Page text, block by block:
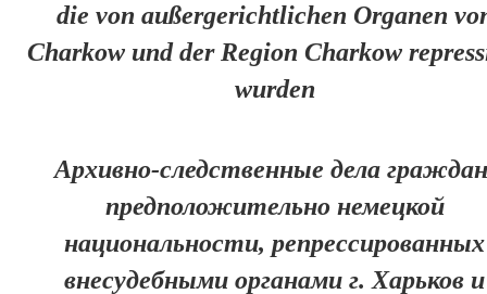
die von außergerichtlichen Organen
Charkow und der Region Charkow
wurden
Архивно-следственные дела
предположительно немецкой
национальности, репрессированных
внесудебными органами г. Харьков и